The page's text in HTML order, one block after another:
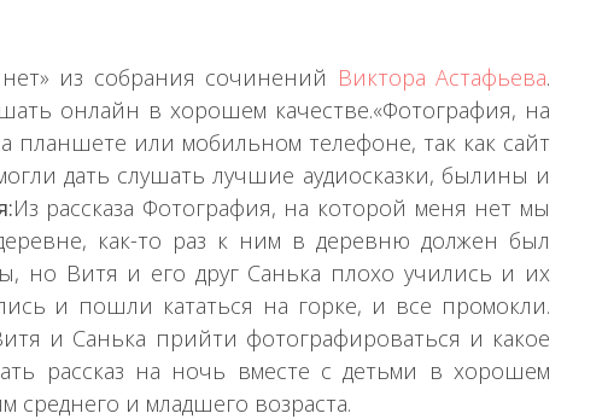
из собрания сочинений Виктора Астафьева.
онлайн в хорошем качестве.«Фотография, на
планшете или мобильном телефоне, так как сайт
дать слушать лучшие аудиосказки, былины и
Из рассказа Фотография, на которой меня нет мы
как-то раз к ним в деревню должен был
но Витя и его друг Санька плохо учились и их
и пошли кататься на горке, и все промокли.
и Санька прийти фотографироваться и какое
рассказ на ночь вместе с детьми в хорошем
среднего и младшего возраста.